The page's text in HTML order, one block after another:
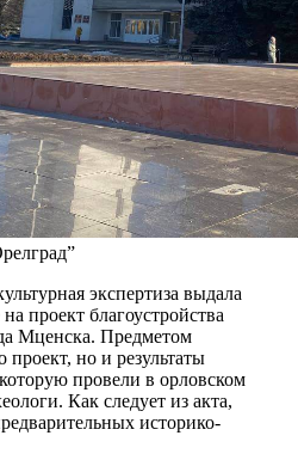
экспертиза выдала
проект благоустройства
Мценска. Предметом
проект, но и результаты
провели в орловском
Как следует из акта,
историко-